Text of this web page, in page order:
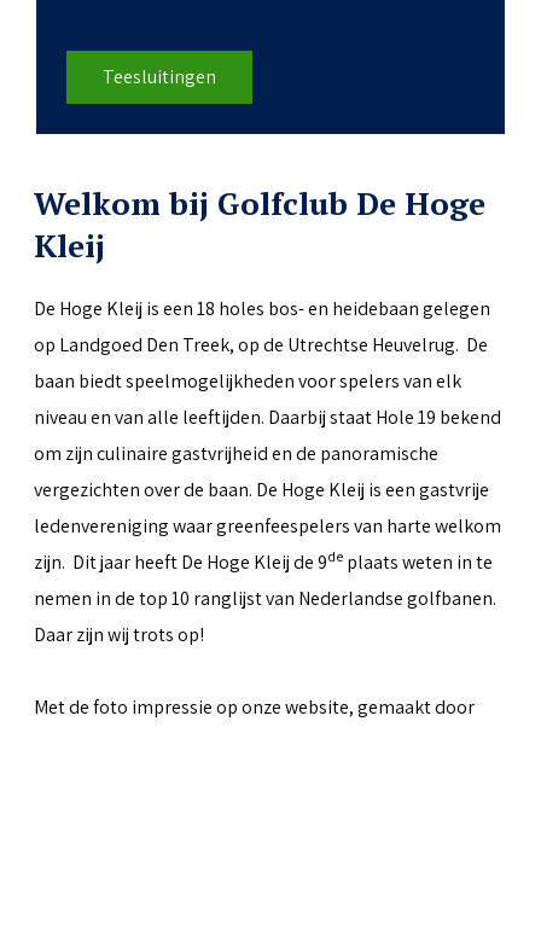
Teesluitingen
Welkom bij Golfclub De Hoge
Kleij
De Hoge Kleij is een 18 holes bos- en heidebaan gelegen
op Landgoed Den Treek, op de Utrechtse Heuvelrug. De
baan biedt speelmogelijkheden voor spelers van elk
niveau en van alle leeftijden. Daarbij staat Hole 19 bekend
om zijn culinaire gastvrijheid en de panoramische
vergezichten over de baan. De Hoge Kleij is een gastvrije
ledenvereniging waar greenfeespelers van harte welkom
zijn. Dit jaar heeft De Hoge Kleij de 9de plaats weten in te
nemen in de top 10 ranglijst van Nederlandse golfbanen.
Daar zijn wij trots op!
Met de foto impressie op onze website, gemaakt door